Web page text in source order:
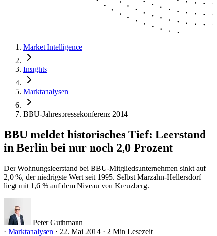
Market Intelligence
Insights
Marktanalysen
BBU-Jahrespressekonferenz 2014
BBU meldet historisches Tief: Leerstand
in Berlin bei nur noch 2,0 Prozent
Der Wohnungsleerstand bei BBU-Mitgliedsunternehmen sinkt auf
2,0 %, der niedrigste Wert seit 1995. Selbst Marzahn-Hellersdorf
liegt mit 1,6 % auf dem Niveau von Kreuzberg.
Peter Guthmann
· Marktanalysen · 22. Mai 2014 · 2 Min Lesezeit